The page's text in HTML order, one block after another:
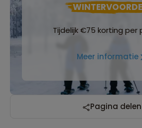
Tijdelijk €75 korting per
Meer informatie
Pagina delen